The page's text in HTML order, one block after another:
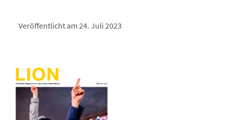
Veröffentlicht am 24. Juli 2023